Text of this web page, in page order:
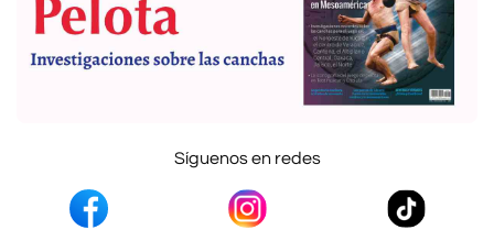
Síguenos en redes